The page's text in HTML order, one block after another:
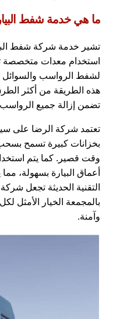
ما هي خدمة شفط
تشير خدمة شركة شفط
استخدام معدات متخصصة
لشفط الرواسب والسوائل
هذه الطريقة من أكثر
تضمن إزالة جميع
تعتمد شركة الرضا على
بخزانات كبيرة تسمح
وقت قصير. كما يتم
أعماق البيارة بسهولة،
التقنية الحديثة تجعل
بالمجمعة الخيار
وآمنة.